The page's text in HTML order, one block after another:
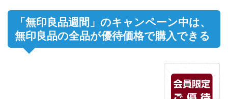
「無印良品週間」のキャンペーン中は、
無印良品の全品が優待価格で購入できる